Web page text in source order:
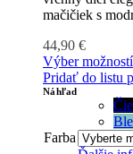
mačičiek s
44,90 €
Výber možností
Pridať do listu
Náhľad
Farba